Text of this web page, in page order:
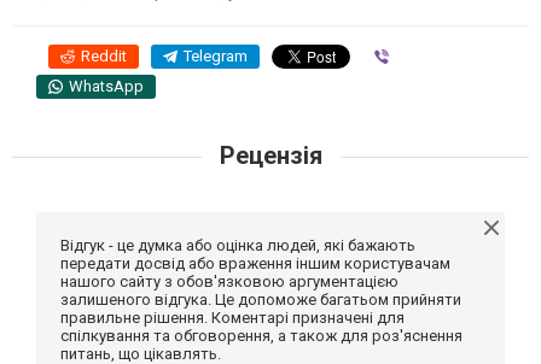
Reddit Telegram
WhatsApp
Рецензія
Відгук - це думка або оцінка людей, які бажають
передати досвід або враження іншим користувачам
нашого сайту з обов'язковою аргументацією
залишеного відгука. Це допоможе багатьом прийняти
правильне рішення. Коментарі призначені для
спілкування та обговорення, а також для роз'яснення
питань, що цікавлять.